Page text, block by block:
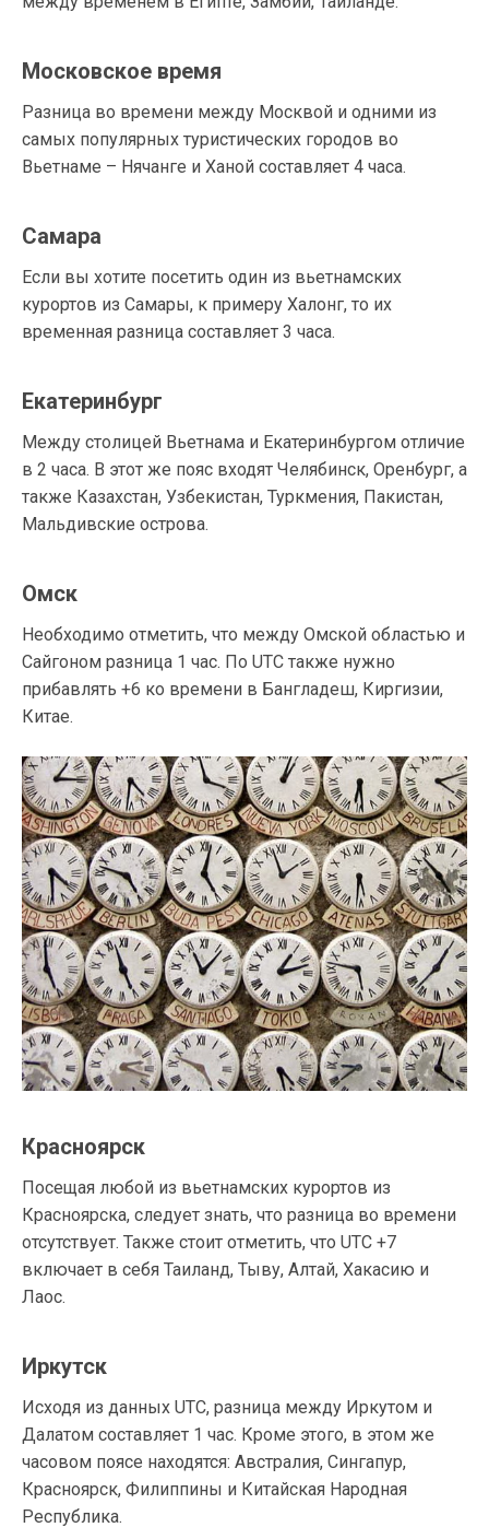
Московское время
Разница во времени между Москвой и одними из
самых популярных туристических городов во
Вьетнаме – Нячанге и Ханой составляет 4 часа.
Самара
Если вы хотите посетить один из вьетнамских
курортов из Самары, к примеру Халонг, то их
временная разница составляет 3 часа.
Екатеринбург
Между столицей Вьетнама и Екатеринбургом отличие
в 2 часа. В этот же пояс входят Челябинск, Оренбург, а
также Казахстан, Узбекистан, Туркмения, Пакистан,
Мальдивские острова.
Омск
Необходимо отметить, что между Омской областью и
Сайгоном разница 1 час. По UTC также нужно
прибавлять +6 ко времени в Бангладеш, Киргизии,
Китае.
Красноярск
Посещая любой из вьетнамских курортов из
Красноярска, следует знать, что разница во времени
отсутствует. Также стоит отметить, что UTC +7
включает в себя Таиланд, Тыву, Алтай, Хакасию и
Лаос.
Иркутск
Исходя из данных UTC, разница между Иркутом и
Далатом составляет 1 час. Кроме этого, в этом же
часовом поясе находятся: Австралия, Сингапур,
Красноярск, Филиппины и Китайская Народная
Республика.